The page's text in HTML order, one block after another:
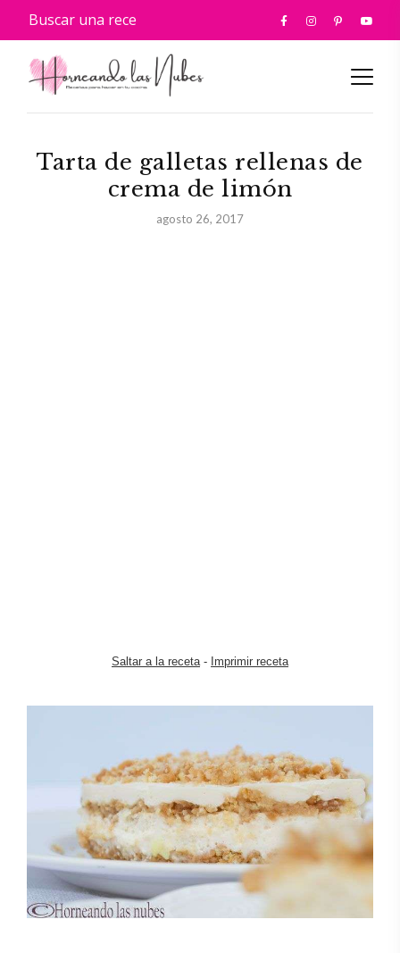
Tarta de galletas rellenas de
crema de limón
agosto 26, 2017
Saltar a la receta- Imprimir receta